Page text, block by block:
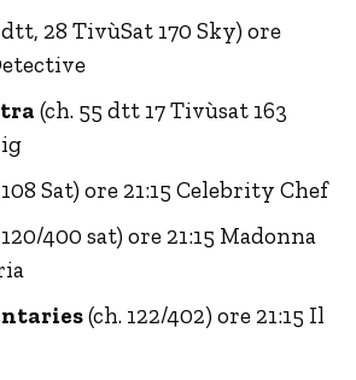
dtt, 28 TivùSat 170 Sky) ore
(ch. 55 dtt 17 Tivùsat 163
Sat) ore 21:15 Celebrity Chef
400 sat) ore 21:15 Madonna
(ch. 122/402) ore 21:15 Il